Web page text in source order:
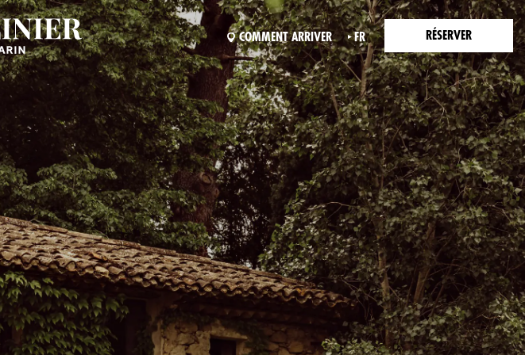
COMMENT ARRIVER FR RÉSERVER